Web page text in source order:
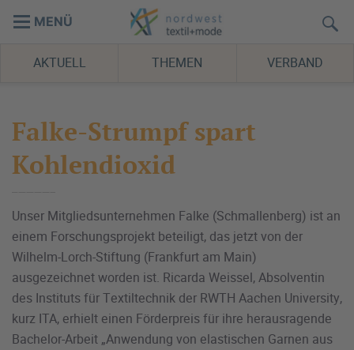
MENÜ
AKTUELL THEMEN VERBAND
Falke-Strumpf spart
Kohlendioxid
Unser Mitgliedsunternehmen Falke (Schmallenberg) ist an
einem Forschungsprojekt beteiligt, das jetzt von der
Wilhelm-Lorch-Stiftung (Frankfurt am Main)
ausgezeichnet worden ist. Ricarda Weissel, Absolventin
des Instituts für Textiltechnik der RWTH Aachen University,
kurz ITA, erhielt einen Förderpreis für ihre herausragende
Bachelor-Arbeit „Anwendung von elastischen Garnen aus